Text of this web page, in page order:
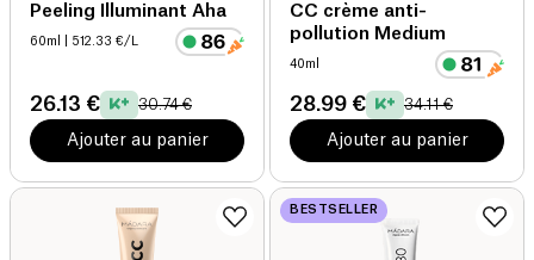
Peeling Illuminant Aha
60ml | 512.33 €/L
26.13 € 30.74 €
Ajouter au panier
CC crème anti-
pollution Medium
40ml
28.99 € 34.11 €
Ajouter au panier
BESTSELLER